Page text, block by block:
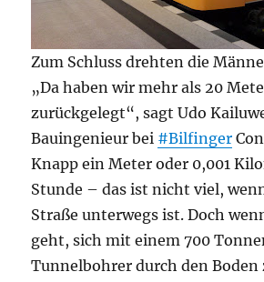
Zum Schluss drehten die
„Da haben wir mehr als 20
zurückgelegt“, sagt Udo
Bauingenieur bei #Bilfinger
Knapp ein Meter oder 0,001
Stunde – das ist nicht viel,
Straße unterwegs ist. Doch
geht, sich mit einem 700
Tunnelbohrer durch den Boden